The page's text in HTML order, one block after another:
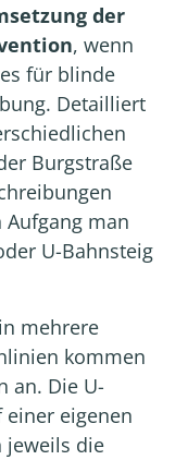
der
, wenn
für blinde
Detailliert
Burgstraße
man
U-Bahnsteig
mehrere
kommen
an. Die U-
eigenen
jeweils die